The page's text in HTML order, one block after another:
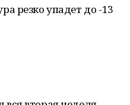
резко упадет до -13